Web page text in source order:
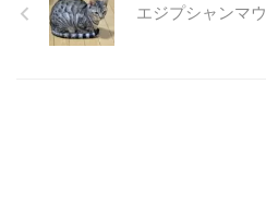
に動物病院に行くべきかどうかの
判断基準や、病院での治療内容に
エジプシャンマウ